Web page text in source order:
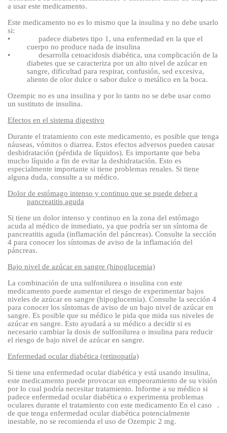
a usar este medicamento.
Este medicamento no es lo mismo que la insulina y no debe usarlo
si:
•
padece diabetes tipo 1, una enfermedad en la que el
cuerpo no produce nada de insulina
•
desarrolla cetoacidosis diabética, una complicación de la
diabetes que se caracteriza por un alto nivel de azúcar en
sangre, dificultad para respirar, confusión, sed excesiva,
aliento de olor dulce o sabor dulce o metálico en la boca.
Ozempic no es una insulina y por lo tanto no se debe usar como
un sustituto de insulina.
Efectos en el sistema digestivo
Durante el tratamiento con este medicamento, es posible que tenga
náuseas, vómitos o diarrea. Estos efectos adversos pueden causar
deshidratación (pérdida de líquidos). Es importante que beba
mucho líquido a fin de evitar la deshidratación. Esto es
especialmente importante si tiene problemas renales. Si tiene
alguna duda, consulte a su médico.
Dolor de estómago intenso y continuo que se puede deber a
pancreatitis aguda
Si tiene un dolor intenso y continuo en la zona del estómago
acuda al médico de inmediato, ya que podría ser un síntoma de
pancreatitis aguda (inflamación del páncreas). Consulte la sección
4 para conocer los síntomas de aviso de la inflamación del
páncreas.
Bajo nivel de azúcar en sangre (hipoglucemia)
La combinación de una sulfonilurea o insulina con este
medicamento puede aumentar el riesgo de experimentar bajos
niveles de azúcar en sangre (hipoglucemia). Consulte la sección 4
para conocer los síntomas de aviso de un bajo nivel de azúcar en
sangre. Es posible que su médico le pida que mida sus niveles de
azúcar en sangre. Esto ayudará a su médico a decidir si es
necesario cambiar la dosis de sulfonilurea o insulina para reducir
el riesgo de bajo nivel de azúcar en sangre.
Enfermedad ocular diabética (retinopatía)
Si tiene una enfermedad ocular diabética y está usando insulina,
este medicamento puede provocar un empeoramiento de su visión
por lo cual podría necesitar tratamiento. Informe a su médico si
padece enfermedad ocular diabética o experimenta problemas
oculares durante el tratamiento con este medicamento
.
En el caso
de que tenga enfermedad ocular diabética potencialmente
inestable, no se recomienda el uso de Ozempic 2 mg.